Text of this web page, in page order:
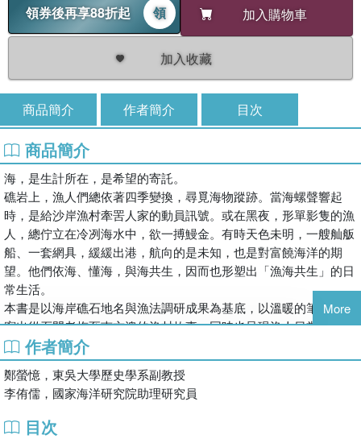
領券後再享88折起
領 加入購物車
加入收藏
商品簡介 作者簡介 目次
商品簡介
海，是生計所在，是希望的寄託。
礁岩上，漁人們總依著四季變換，尋覓海物蹤跡。當海螺聲響起
時，是給沙岸漁村牽罟人家的動員訊號。或在黑夜，形單影隻的漁
人，總佇立在冷冽海水中，欲一搏鰻金。有時天色未明，一艘舢舨
船、一套網具，緩緩出港，航向的是未知，也是對富饒海洋的期
望。他們依海、懂海，與海共生，因而也形塑出「漁海共生」的日
常生活。
本書是以海岸礁石地名與漁法調研成果為基底，以溫暖的筆觸，書
寫出從石門老梅至南方澳的漁村故事，同時也呈現漁人日常與海洋
文化。
More
作者簡介
鄭螢憶，東吳大學歷史學系副教授
李侑儒，國家海洋研究院助理研究員
目次